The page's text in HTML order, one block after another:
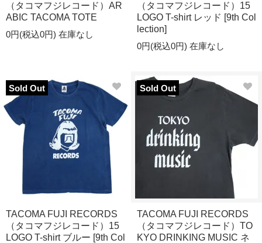
（タコマフジレコード）AR
ABIC TACOMA TOTE
0円(税込0円) 在庫なし
（タコマフジレコード）15
LOGO T-shirt レッド [9th Col
lection]
0円(税込0円) 在庫なし
Sold Out
TACOMA FUJI RECORDS
（タコマフジレコード）15
LOGO T-shirt ブルー [9th Col
Sold Out
TACOMA FUJI RECORDS
（タコマフジレコード）TO
KYO DRINKING MUSIC ネ